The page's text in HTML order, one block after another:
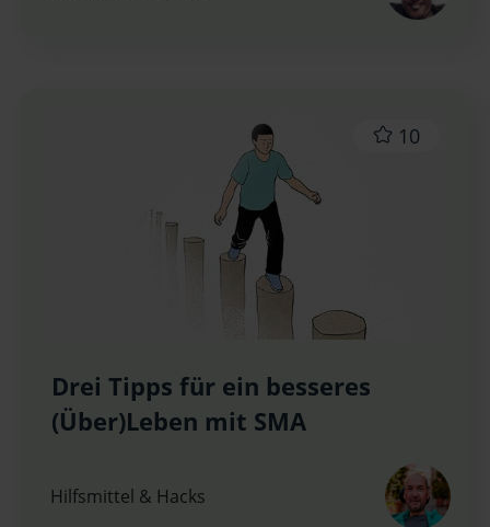
10
Drei Tipps für ein besseres
(Über)Leben mit SMA
Hilfsmittel & Hacks